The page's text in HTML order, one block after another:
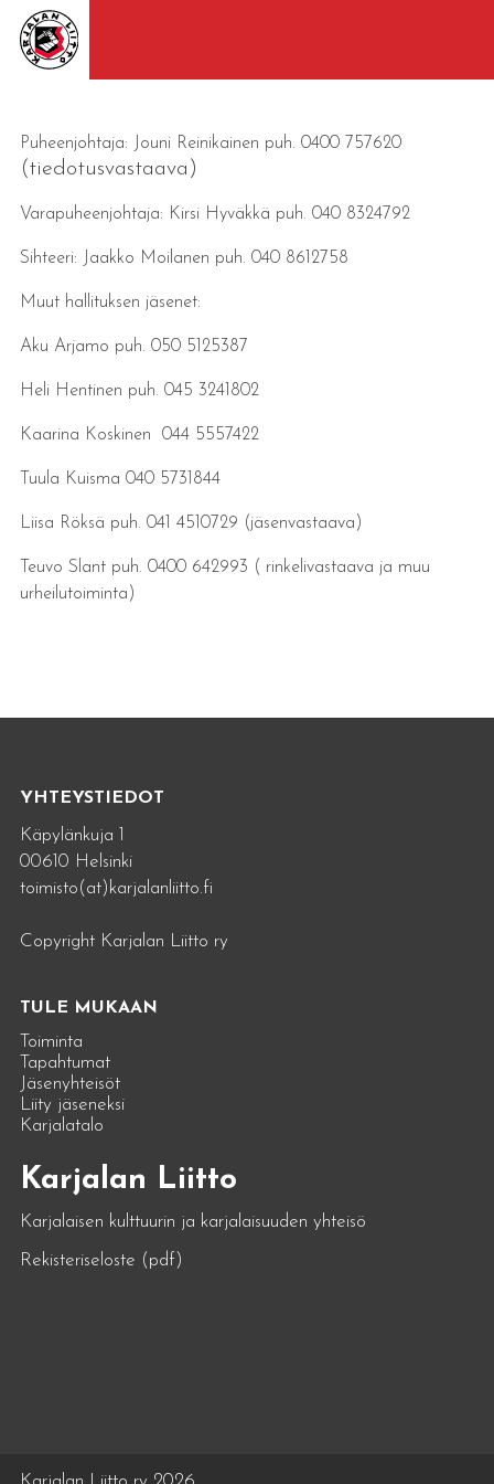
Puheenjohtaja: Jouni Reinikainen puh. 0400 757620
(tiedotusvastaava)
Varapuheenjohtaja: Kirsi Hyväkkä puh. 040 8324792
Sihteeri: Jaakko Moilanen puh. 040 8612758
Muut hallituksen jäsenet:
Aku Arjamo puh. 050 5125387
Heli Hentinen puh. 045 3241802
Kaarina Koskinen 044 5557422
Tuula Kuisma 040 5731844
Liisa Röksä puh. 041 4510729 (jäsenvastaava)
Teuvo Slant puh. 0400 642993 ( rinkelivastaava ja muu
urheilutoiminta)
YHTEYSTIEDOT
Käpylänkuja 1
00610 Helsinki
toimisto(at)karjalanliitto.fi
Copyright Karjalan Liitto ry
TULE MUKAAN
Toiminta
Tapahtumat
Jäsenyhteisöt
Liity jäseneksi
Karjalatalo
Karjalan Liitto
Karjalaisen kulttuurin ja karjalaisuuden yhteisö
Rekisteriseloste (pdf)